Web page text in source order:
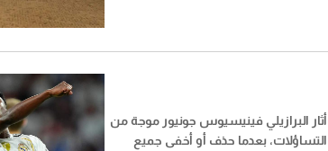
أثار البرازيلي فينيسيوس جونيور موجة من
التساؤلات، بعدما حذف أو أخفى جميع